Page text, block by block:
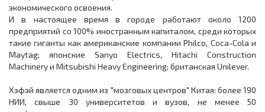
экономического освоения.
И в настоящее время в городе работают около 1200
предприятий со 100% иностранным капиталом, среди которых
такие гиганты как американские компании Philco, Coca-Cola и
Maytag; японские Sanyo Electrics, Hitachi Construction
Machinery и Mitsubishi Heavy Engineering; британская Unilever.
Хэфэй является одним из "мозговых центров" Китая: более 190
НИИ, свыше 30 университетов и вузов, не менее 50